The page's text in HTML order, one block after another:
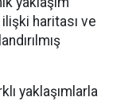
haritası ve
yaklaşımlarla